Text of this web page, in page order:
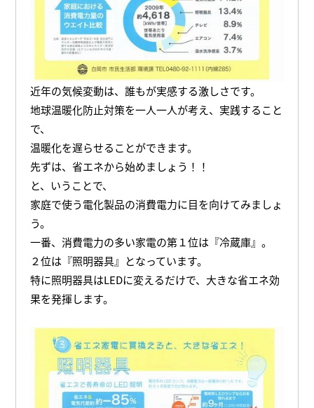
近年の気候変動は、誰もが実感する激しさです。
地球温暖化防止対策を一人一人が考え、実践すること
で、
温暖化を遅らせることができます。
先ずは、省エネから始めましょう！！
と、いうことで、
家庭で使う電化製品の消費電力に目を向けてみましょ
う。
一番、消費電力の多い家電の第１位は『冷蔵庫』。
２位は『照明器具』となっています。
特に照明器具はLEDに変えるだけで、大きな省エネ効
果を発揮します。